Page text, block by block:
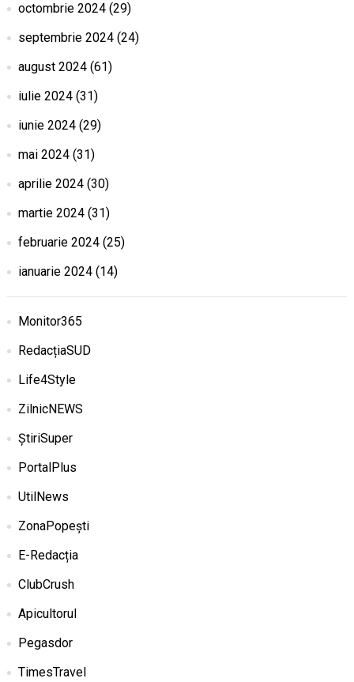
octombrie 2024(29)
septembrie 2024(24)
august 2024(61)
iulie 2024(31)
iunie 2024(29)
mai 2024(31)
aprilie 2024(30)
martie 2024(31)
februarie 2024(25)
ianuarie 2024(14)
Monitor365
RedacțiaSUD
Life4Style
ZilnicNEWS
ȘtiriSuper
PortalPlus
UtilNews
ZonaPopești
E-Redacția
ClubCrush
Apicultorul
Pegasdor
TimesTravel